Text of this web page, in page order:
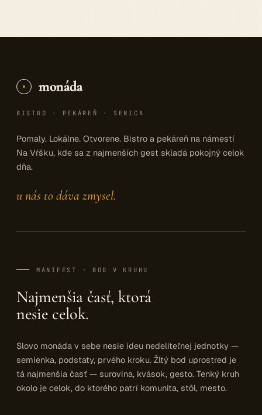
monáda
BISTRO · PEKÁREŇ · SENICA
Pomaly. Lokálne. Otvorene. Bistro a pekáreň na námestí
Na Vŕšku, kde sa z najmenších gest skladá pokojný celok
dňa.
u nás to dáva zmysel.
MANIFEST · BOD V KRUHU
Najmenšia časť, ktorá
nesie celok.
Slovo monáda v sebe nesie ideu nedeliteľnej jednotky —
semienka, podstaty, prvého kroku. Žltý bod uprostred je
tá najmenšia časť — surovina, kvások, gesto. Tenký kruh
okolo je celok, do ktorého patrí komunita, stôl, mesto.